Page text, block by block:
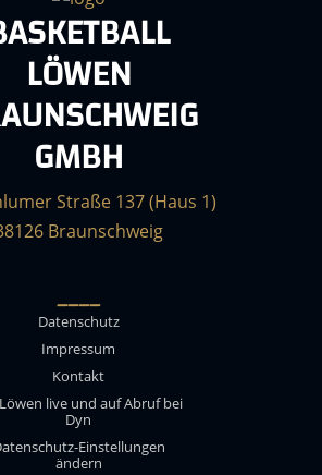
LÖWEN
GMBH
Straße 137 (Haus 1)
Braunschweig
____
Datenschutz
Impressum
Kontakt
live und auf Abruf bei
Dyn
Einstellungen
ändern